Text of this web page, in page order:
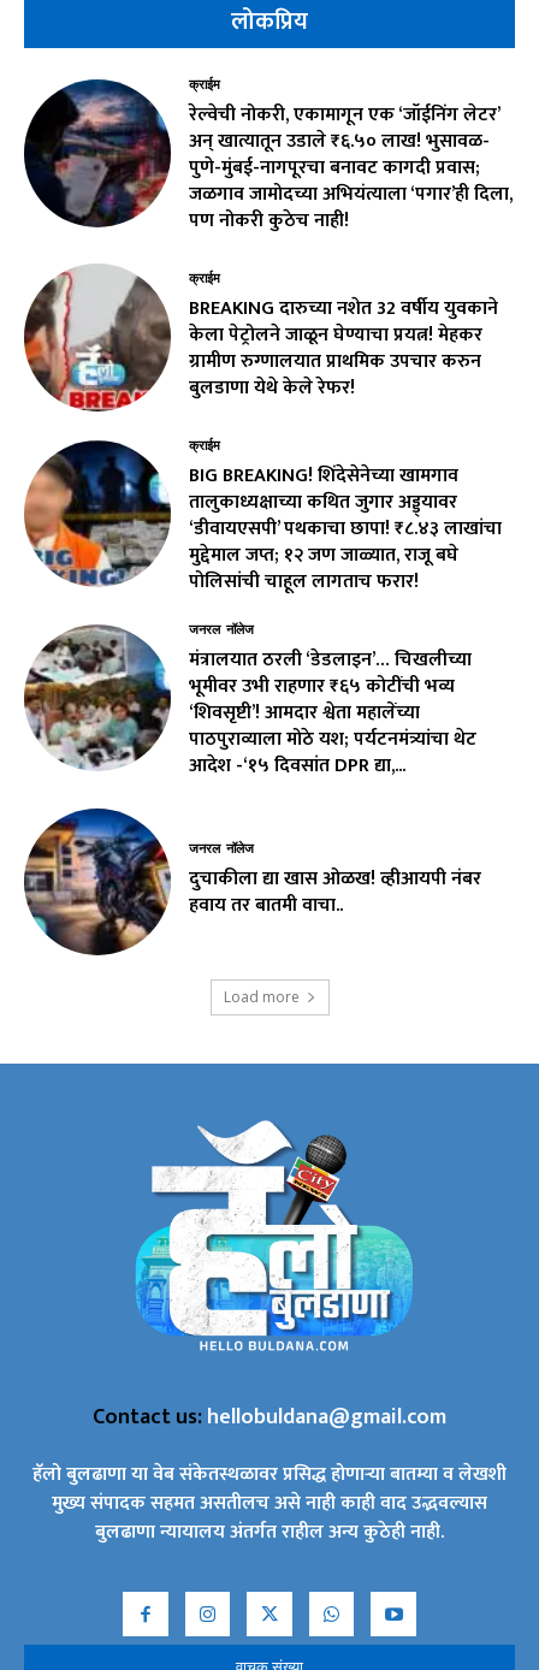
लोकप्रिय
क्राईम
रेल्वेची नोकरी, एकामागून एक ‘जॉईनिंग लेटर’
अन् खात्यातून उडाले ₹६.५० लाख! भुसावळ-
पुणे-मुंबई-नागपूरचा बनावट कागदी प्रवास;
जळगाव जामोदच्या अभियंत्याला ‘पगार’ही दिला,
पण नोकरी कुठेच नाही!
क्राईम
BREAKING दारुच्या नशेत 32 वर्षीय युवकाने
केला पेट्रोलने जाळून घेण्याचा प्रयत्न! मेहकर
ग्रामीण रुग्णालयात प्राथमिक उपचार करुन
बुलडाणा येथे केले रेफर!
क्राईम
BIG BREAKING! शिंदेसेनेच्या खामगाव
तालुकाध्यक्षाच्या कथित जुगार अड्ड्यावर
‘डीवायएसपी’ पथकाचा छापा! ₹८.४३ लाखांचा
मुद्देमाल जप्त; १२ जण जाळ्यात, राजू बघे
पोलिसांची चाहूल लागताच फरार!
जनरल नॉलेज
मंत्रालयात ठरली ‘डेडलाइन’… चिखलीच्या
भूमीवर उभी राहणार ₹६५ कोटींची भव्य
‘शिवसृष्टी’! आमदार श्वेता महालेंच्या
पाठपुराव्याला मोठे यश; पर्यटनमंत्र्यांचा थेट
आदेश -‘१५ दिवसांत DPR द्या,...
जनरल नॉलेज
दुचाकीला द्या खास ओळख! व्हीआयपी नंबर
हवाय तर बातमी वाचा..
Load more
Contact us:hellobuldana@gmail.com
हॅलो बुलढाणा या वेब संकेतस्थळावर प्रसिद्ध होणाऱ्या बातम्या व लेखशी
मुख्य संपादक सहमत असतीलच असे नाही काही वाद उद्भवल्यास
बुलढाणा न्यायालय अंतर्गत राहील अन्य कुठेही नाही.